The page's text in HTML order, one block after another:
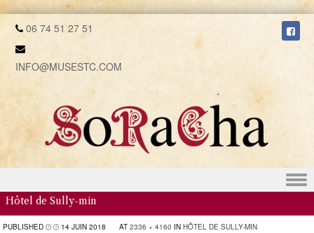
06 74 51 27 51
INFO@MUSESTC.COM
Skip to content
Hôtel de Sully-min
PUBLISHED 14 JUIN 2018 AT 2336 × 4160 IN HÔTEL DE SULLY-MIN